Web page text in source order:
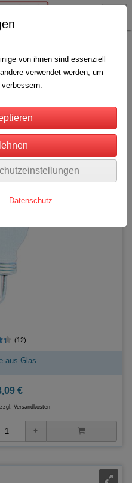
Sortierung wählen
(12)
aus Glas
€
Versandkosten
von ihnen sind essenziell
verwendet werden, um
Datenschutz